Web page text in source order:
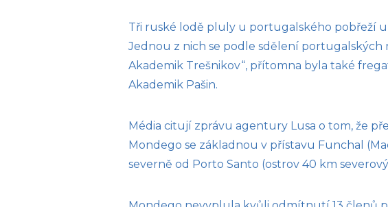
Tři ruské lodě pluly u portugalského pobřeží u
Jednou z nich se podle sdělení portugalských
Akademik Trešnikov“, přítomna byla také
Akademik Pašin.
Média citují zprávu agentury Lusa o tom, že
Mondego se základnou v přístavu Funchal
severně od Porto Santo (ostrov 40 km